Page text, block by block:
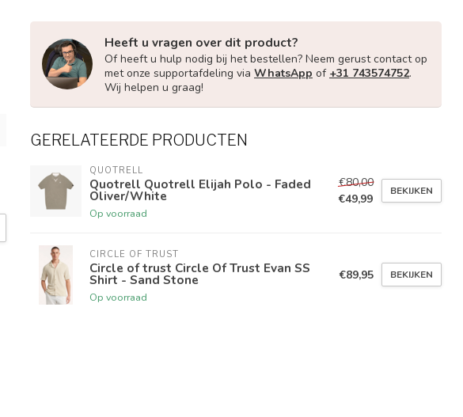
Heeft u vragen over dit product?
Of heeft u hulp nodig bij het bestellen? Neem gerust contact op
met onze supportafdeling via WhatsApp of +31 743574752.
Wij helpen u graag!
GERELATEERDE PRODUCTEN
QUOTRELL
Quotrell Quotrell Elijah Polo - Faded
Oliver/White
Op voorraad
€80,00
€49,99
BEKIJKEN
CIRCLE OF TRUST
Circle of trust Circle Of Trust Evan SS
Shirt - Sand Stone
Op voorraad
€89,95 BEKIJKEN